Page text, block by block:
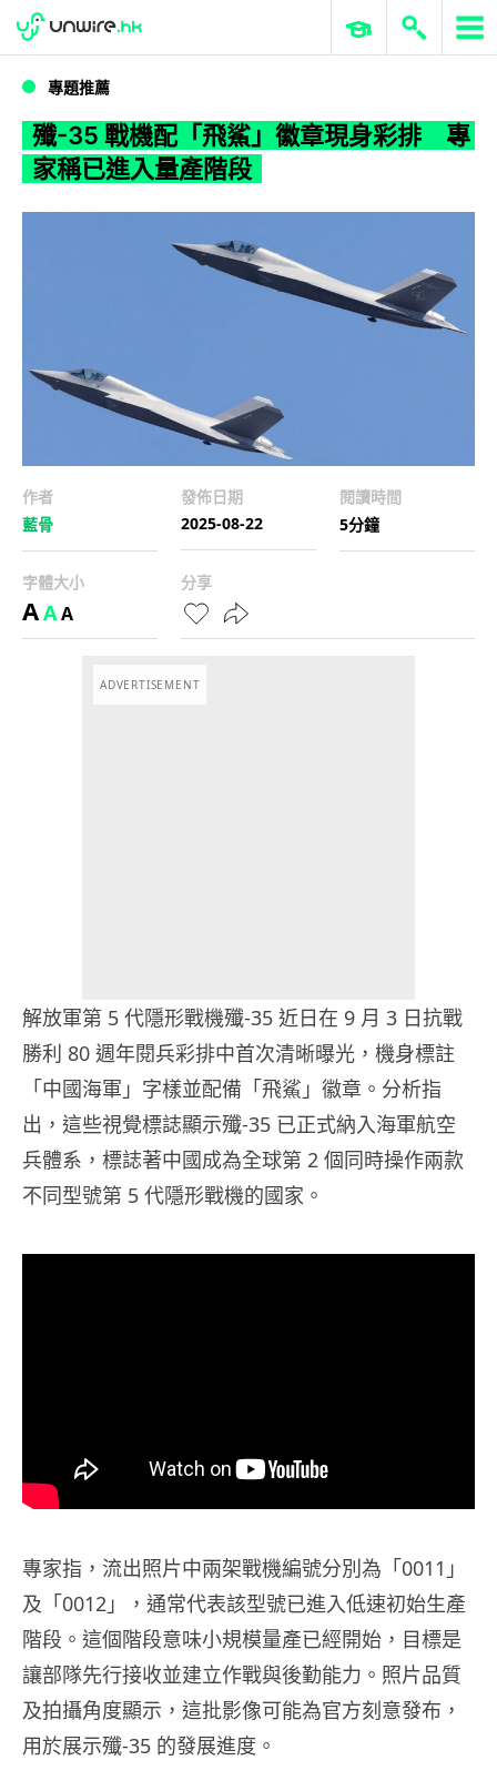
WWDC 2026 ERP 與商業 AI
專題推薦
殲-35 戰機配「飛鯊」徽章現身彩排 專
家稱已進入量產階段
作者
藍骨
發佈日期
2025-08-22
閱讀時間
5分鐘
字體大小
AAA
分享
ADVERTISEMENT
解放軍第 5 代隱形戰機殲-35 近日在 9 月 3 日抗戰
勝利 80 週年閱兵彩排中首次清晰曝光，機身標註
「中國海軍」字樣並配備「飛鯊」徽章。分析指
出，這些視覺標誌顯示殲-35 已正式納入海軍航空
兵體系，標誌著中國成為全球第 2 個同時操作兩款
不同型號第 5 代隱形戰機的國家。
專家指，流出照片中兩架戰機編號分別為「0011」
及「0012」，通常代表該型號已進入低速初始生產
階段。這個階段意味小規模量產已經開始，目標是
讓部隊先行接收並建立作戰與後勤能力。照片品質
及拍攝角度顯示，這批影像可能為官方刻意發布，
用於展示殲-35 的發展進度。